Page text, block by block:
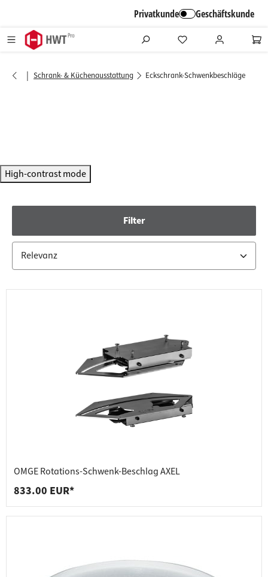
Privatkunde Geschäftskunde
| Schrank- & Küchenausstattung Eckschrank-Schwenkbeschläge
High-contrast mode
Filter
OMGE Rotations-Schwenk-Beschlag AXEL
833.00 EUR*